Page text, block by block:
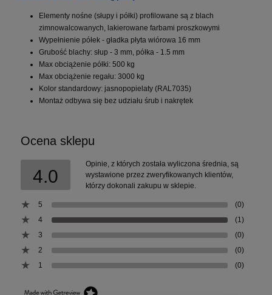
Elementy nośne (słupy i półki) profilowane są z blach
zimnowalcowanych, lakierowane farbami proszkowymi
Wypełnienie półek - gładka płyta wiórowa 16 mm
Grubość blachy: słup - 3 mm, półka - 1.5 mm
Max obciążenie półki: 500 kg
Max obciążenie regału: 3000 kg
Kolor standardowy: jasnopopielaty (RAL7035)
Montaż odbywa się bez udziału śrub i nakrętek
Ocena sklepu
4.0
Opinie, z których została wyliczona średnia, są
wystawione przez zweryfikowanych klientów,
którzy dokonali zakupu w sklepie.
5
(0)
4
(1)
3
(0)
2
(0)
1
(0)